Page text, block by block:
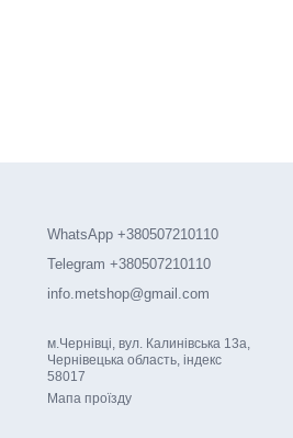
WhatsApp +380507210110
Telegram +380507210110
info.metshop@gmail.com
м.Чернівці, вул. Калинівська 13а,
Чернівецька область, індекс
58017
Мапа проїзду